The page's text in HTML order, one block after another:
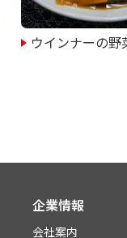
ウインナーの野
企業情報
会社案内